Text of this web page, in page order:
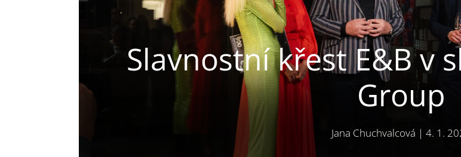
Slavnostní křest E&B v
Group
Jana Chuchvalcová | 4. 1.